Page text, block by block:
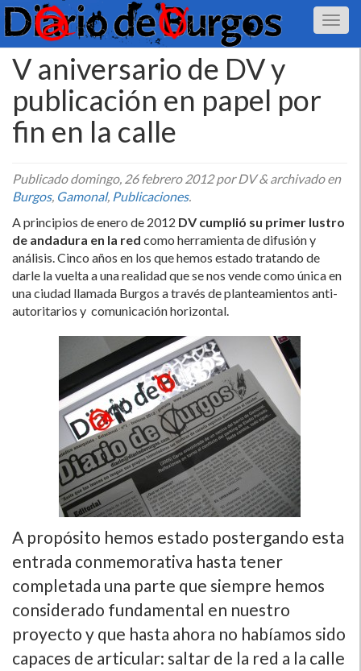
V aniversario de DV y
publicación en papel por
fin en la calle
Publicadodomingo, 26 febrero 2012por DV&archivado en
Burgos, Gamonal, Publicaciones.
A principios de enero de 2012 DV cumplió su primer lustro
de andadura en la red como herramienta de difusión y
análisis. Cinco años en los que hemos estado tratando de
darle la vuelta a una realidad que se nos vende como única en
una ciudad llamada Burgos a través de planteamientos anti-
autoritarios y comunicación horizontal.
A propósito hemos estado postergando esta
entrada conmemorativa hasta tener
completada una parte que siempre hemos
considerado fundamental en nuestro
proyecto y que hasta ahora no habí­amos sido
capaces de articular: saltar de la red a la calle